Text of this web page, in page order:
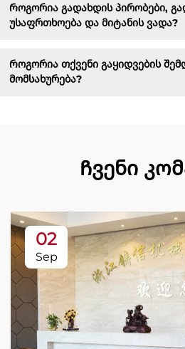
Როგორია გადახდის პირობები,
უსაფრთხოება და მიტანის ვადა?
Როგორია თქვენი გაყიდვების
მომსახურება?
Ჩვენი
02
Sep